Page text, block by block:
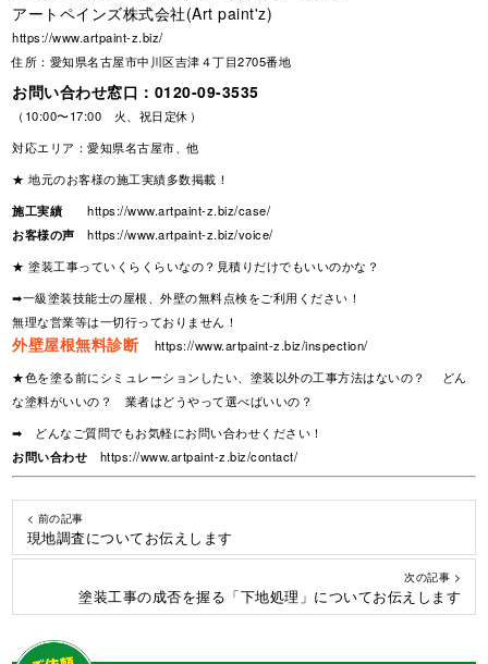
アートペインズ株式会社(Art paint'z)
https://www.artpaint-z.biz/
住所：愛知県名古屋市中川区吉津４丁目2705番地
お問い合わせ窓口： 0120-09-3535
（10:00〜17:00 火、祝日定休）
対応エリア：愛知県名古屋市、他
★ 地元のお客様の施工実績多数掲載！
施工実績
https://www.artpaint-z.biz/case/
お客様の声
https://www.artpaint-z.biz/voice/
★ 塗装工事っていくらくらいなの？見積りだけでもいいのかな？
➡一級塗装技能士の屋根、外壁の無料点検をご利用ください！
無理な営業等は一切行っておりません！
外壁屋根無料診断
https://www.artpaint-z.biz/inspection/
★色を塗る前にシミュレーションしたい、塗装以外の工事方法はないの？ どん
な塗料がいいの？ 業者はどうやって選べばいいの？
➡ どんなご質問でもお気軽にお問い合わせください！
お問い合わせ
https://www.artpaint-z.biz/contact/
< 前の記事
現地調査についてお伝えします
次の記事 >
塗装工事の成否を握る「下地処理」についてお伝えします